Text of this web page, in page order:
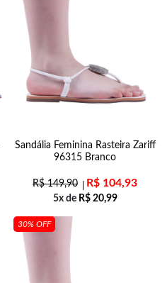
Sandália Feminina Rasteira Zariff
96315 Branco
R$149,90 R$ 104,93
5x de R$20,99
30% OFF